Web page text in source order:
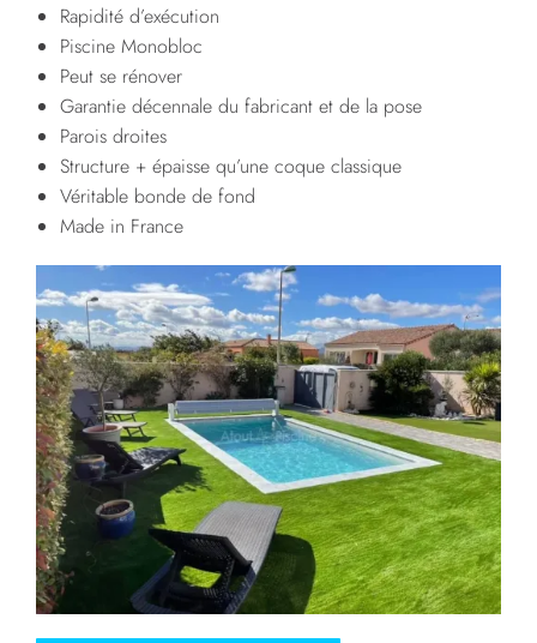
Rapidité d’exécution
Piscine Monobloc
Peut se rénover
Garantie décennale du fabricant et de la pose
Parois droites
Structure + épaisse qu’une coque classique
Véritable bonde de fond
Made in France